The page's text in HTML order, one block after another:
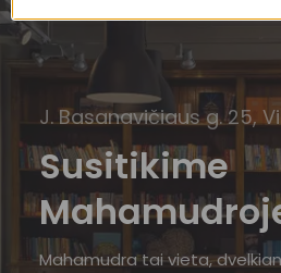
J. Basanavičiaus g. 25,
Susitikime
Mahamudra tai vieta,